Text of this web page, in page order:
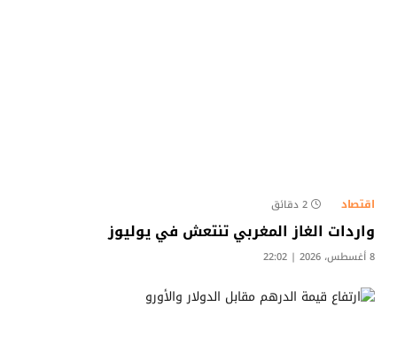
اقتصاد 2 دقائق
واردات الغاز المغربي تنتعش في يوليوز
8 أغسطس، 2026 | 22:02